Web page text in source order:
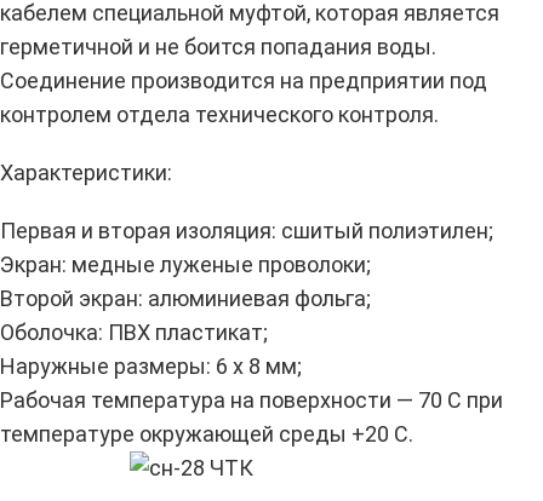
кабелем специальной муфтой, которая является
герметичной и не боится попадания воды.
Соединение производится на предприятии под
контролем отдела технического контроля.
Характеристики:
Первая и вторая изоляция: сшитый полиэтилен;
Экран: медные луженые проволоки;
Второй экран: алюминиевая фольга;
Оболочка: ПВХ пластикат;
Наружные размеры: 6 х 8 мм;
Рабочая температура на поверхности — 70 С при
температуре окружающей среды +20 С.